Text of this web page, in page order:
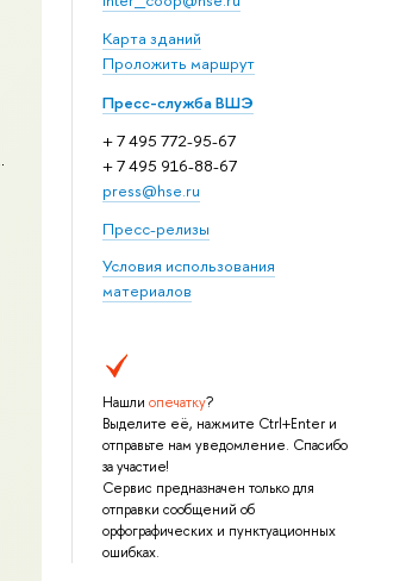
Карта зданий
Проложить маршрут
Пресс-служба ВШЭ
+ 7 495 772-95-67
+ 7 495 916-88-67
press@hse.ru
Пресс-релизы
Условия использования
материалов
Нашли опечатку?
Выделите её, нажмите Ctrl+Enter и
отправьте нам уведомление. Спасибо
за участие!
Сервис предназначен только для
отправки сообщений об
орфографических и пунктуационных
ошибках.